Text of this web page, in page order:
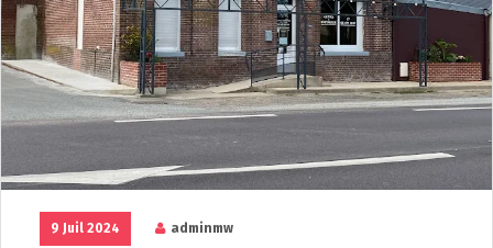
9 Juil 2024
adminmw